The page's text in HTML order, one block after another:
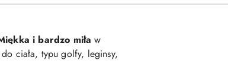
i bardzo miła w
ciała, typu golfy, leginsy,